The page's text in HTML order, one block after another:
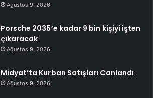
Ağustos 9, 2026
Porsche 2035’e kadar 9 bin kişiyi işten
çıkaracak
Ağustos 9, 2026
Midyat’ta Kurban Satışları Canlandı
Ağustos 9, 2026